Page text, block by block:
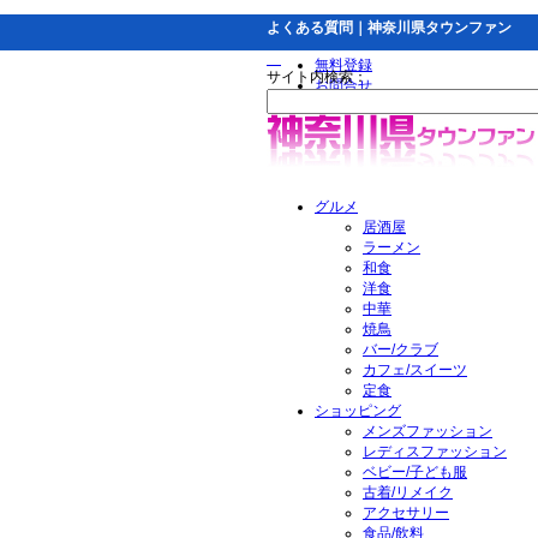
よくある質問｜神奈川県タウンファン
無料登録
お問合せ
サイト内検索：
グルメ
居酒屋
ラーメン
和食
洋食
中華
焼鳥
バー/クラブ
カフェ/スイーツ
定食
ショッピング
メンズファッション
レディスファッション
ベビー/子ども服
古着/リメイク
アクセサリー
食品/飲料